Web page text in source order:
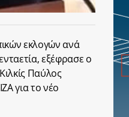
εκλογών ανά
εξέφρασε ο
Παύλος
για το νέο